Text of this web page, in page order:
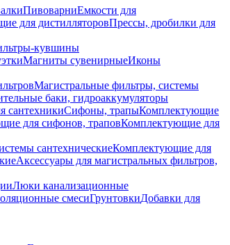
ПивоварниЕмкости для
для дистилляторовПрессы, дробилки для
кувшины
Магниты сувенирныеИконы
Магистральные фильтры, системы
баки, гидроаккумуляторы
сантехникиСифоны, трапыКомплектующие
для сифонов, траповКомплектующие для
сантехническиеКомплектующие для
Аксессуары для магистральных фильтров,
Люки канализационные
смесиГрунтовкиДобавки для